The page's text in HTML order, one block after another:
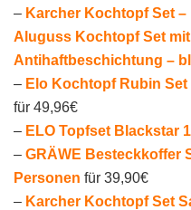
– Karcher Kochtopf Set
Aluguss Kochtopf Set
Antihaftbeschichtung –
– Elo Kochtopf Rubin
für 49,96€
– ELO Topfset Blackstar
– GRÄWE Besteckkoffer
Personen für 39,90€
– Karcher Kochtopf Set